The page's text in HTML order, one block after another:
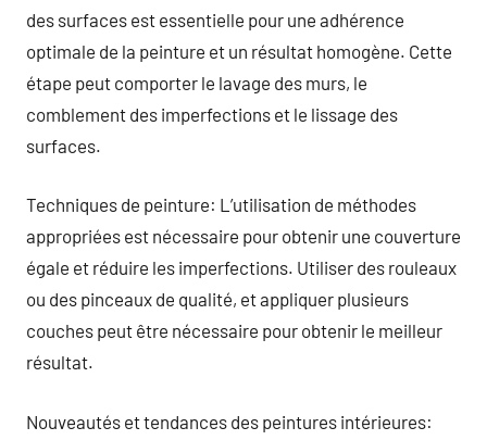
des surfaces est essentielle pour une adhérence
optimale de la peinture et un résultat homogène. Cette
étape peut comporter le lavage des murs, le
comblement des imperfections et le lissage des
surfaces.
Techniques de peinture: L’utilisation de méthodes
appropriées est nécessaire pour obtenir une couverture
égale et réduire les imperfections. Utiliser des rouleaux
ou des pinceaux de qualité, et appliquer plusieurs
couches peut être nécessaire pour obtenir le meilleur
résultat.
Nouveautés et tendances des peintures intérieures: